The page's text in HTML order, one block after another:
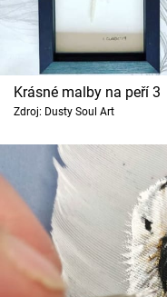
Krásné malby na peří 3
Zdroj: Dusty Soul Art